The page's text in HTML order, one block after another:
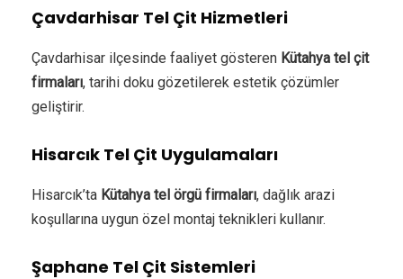
Çavdarhisar Tel Çit Hizmetleri
Çavdarhisar ilçesinde faaliyet gösteren Kütahya tel çit
firmaları, tarihi doku gözetilerek estetik çözümler
geliştirir.
Hisarcık Tel Çit Uygulamaları
Hisarcık’ta Kütahya tel örgü firmaları, dağlık arazi
koşullarına uygun özel montaj teknikleri kullanır.
Şaphane Tel Çit Sistemleri